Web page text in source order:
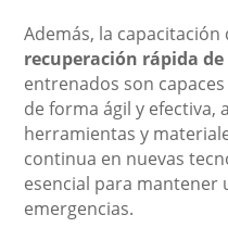
Además, la
recuperación rápida
entrenados son
de forma ágil y efectiva,
herramientas y
continua en nuevas
esencial para mantener
emergencias.